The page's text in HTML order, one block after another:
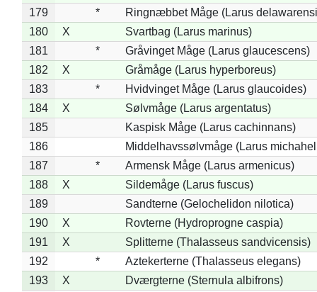
179
*
Ringnæbbet Måge (Larus
180
X
Svartbag (Larus marinus)
181
*
Gråvinget Måge (Larus glaucescens)
182
X
Gråmåge (Larus hyperboreus)
183
*
Hvidvinget Måge (Larus glaucoides)
184
X
Sølvmåge (Larus argentatus)
185
Kaspisk Måge (Larus cachinnans)
186
Middelhavssølvmåge (Larus
187
*
Armensk Måge (Larus armenicus)
188
X
Sildemåge (Larus fuscus)
189
Sandterne (Gelochelidon nilotica)
190
X
Rovterne (Hydroprogne caspia)
191
X
Splitterne (Thalasseus sandvicensis)
192
*
Aztekerterne (Thalasseus elegans)
193
X
Dværgterne (Sternula albifrons)